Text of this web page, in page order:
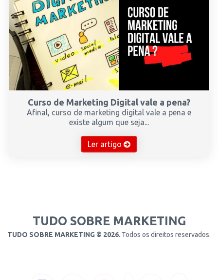
Curso de Marketing Digital vale a pena?
Afinal, curso de marketing digital vale a pena e
existe algum que seja...
Ler artigo
TUDO SOBRE MARKETING
TUDO SOBRE MARKETING © 2026. Todos os direitos reservados.